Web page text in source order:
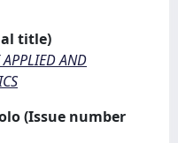
title)
AND
(Issue number